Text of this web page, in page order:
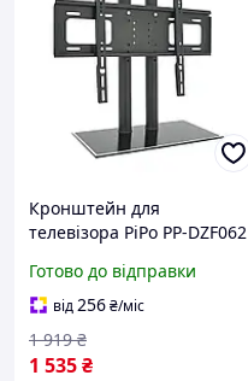
Кронштейн для
телевізора PiPo PP-DZF062
чорний buzyna
Готово до відправки
від256₴/міс
1 535₴
1 919 ₴